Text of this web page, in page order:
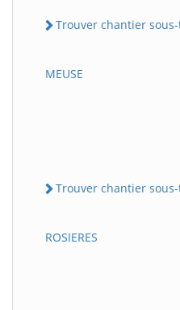
Trouver chantier
MEUSE
Trouver chantier sous-
ROSIERES